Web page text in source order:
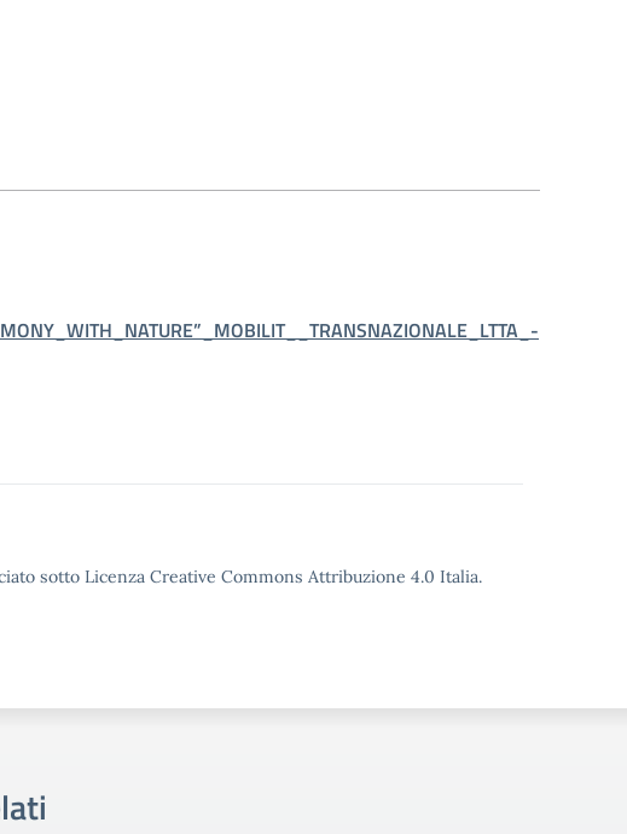
sotto Licenza Creative Commons Attribuzione 4.0 Italia.